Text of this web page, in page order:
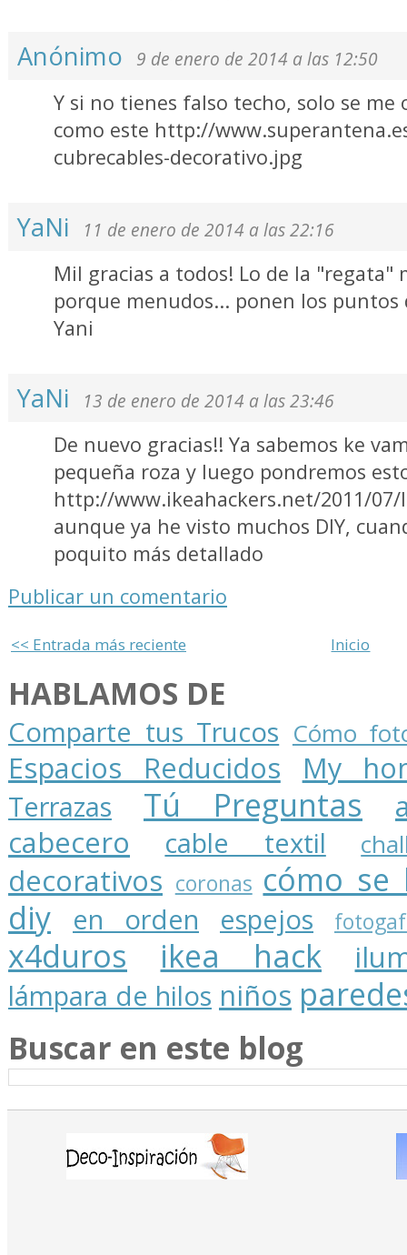
Anónimo 9 de enero de 2014 a las 12:50
Y si no tienes falso techo, solo se
como este http://
cubrecables-decorativo.jpg
YaNi 11 de enero de 2014 a las 22:16
Mil gracias a todos! Lo de la "regata"
porque menudos... ponen los puntos
Yani
YaNi 13 de enero de 2014 a las 23:46
De nuevo gracias!! Ya sabemos ke
pequeña roza y luego pondremos
http://www.ikeahackers.net/2011/
aunque ya he visto muchos DIY,
poquito más detallado
Publicar un comentario
<< Entrada más reciente Inicio
HABLAMOS DE
Comparte tus Trucos Cómo
Espacios Reducidos My
Terrazas Tú Preguntas
cabecero
cable textil
decorativos coronas cómo se
diy
en orden espejos
x4duros ikea hack
lámpara de hilos niños
Buscar en este blog